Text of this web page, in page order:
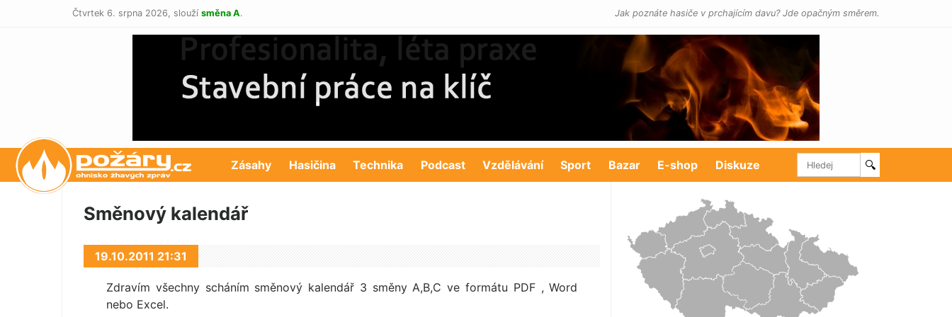
Čtvrtek 6. srpna 2026, slouží směna A. Jak poznáte hasiče v prchajícím davu? Jde opačným směrem.
POŽÁRY.cz Zásahy Hasičina Technika Podcast Vzdělávání Sport Bazar E-shop Diskuze 🔍
Směnový kalendář
19.10.2011 21:31
Zdravím všechny scháním směnový kalendář 3 směny A,B,C ve formátu PDF , Word
nebo Excel.